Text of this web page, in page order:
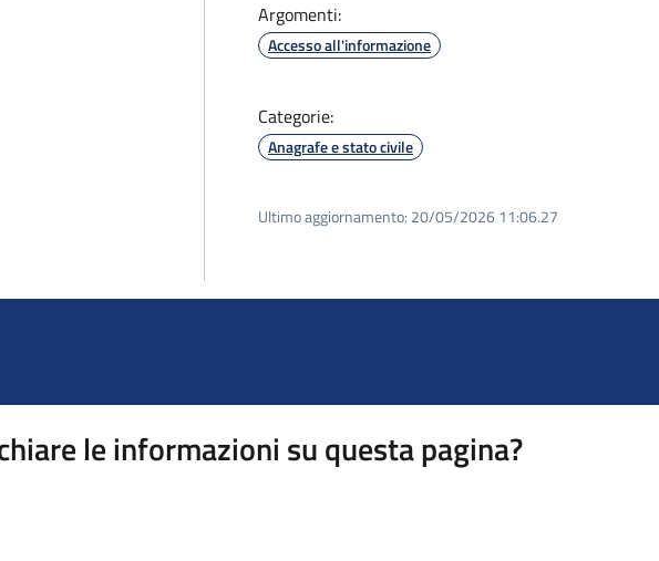
Argomenti:
Accesso all'informazione
Categorie:
Anagrafe e stato civile
Ultimo aggiornamento: 20/05/2026 11:06.27
le informazioni su questa pagina?